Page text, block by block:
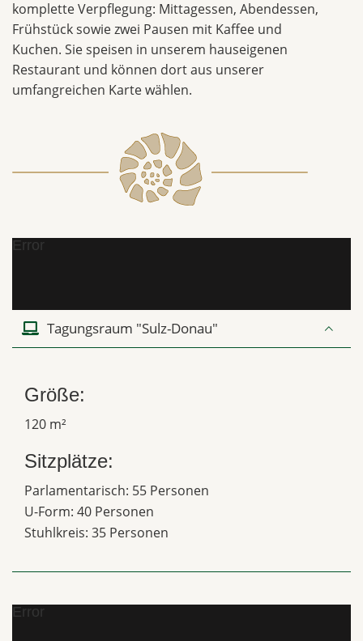
komplette Verpflegung: Mittagessen, Abendessen,
Frühstück sowie zwei Pausen mit Kaffee und
Kuchen. Sie speisen in unserem hauseigenen
Restaurant und können dort aus unserer
umfangreichen Karte wählen.
Error
Tagungsraum "Sulz-Donau"
Größe:
120 m²
Sitzplätze:
Parlamentarisch: 55 Personen
U-Form: 40 Personen
Stuhlkreis: 35 Personen
Error